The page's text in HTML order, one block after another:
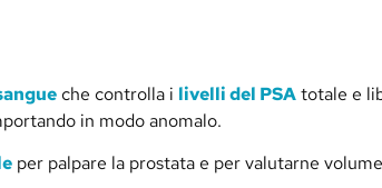
che controlla i livelli del PSAtotale e
in modo anomalo.
per palpare la prostata e per valutarne